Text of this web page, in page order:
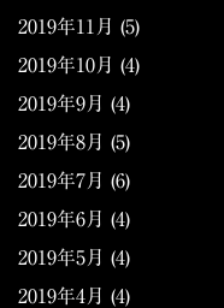
2019年11月 (5)
2019年10月 (4)
2019年9月 (4)
2019年8月 (5)
2019年7月 (6)
2019年6月 (4)
2019年5月 (4)
2019年4月 (4)